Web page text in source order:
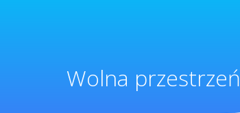
Wolna przestrzeń